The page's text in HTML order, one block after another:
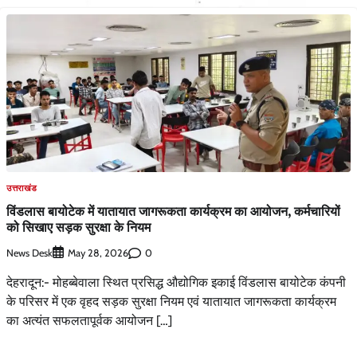
उत्तराखंड
विंडलास बायोटेक में यातायात जागरूकता कार्यक्रम का आयोजन, कर्मचारियों
को सिखाए सड़क सुरक्षा के नियम
News Desk May 28, 2026 0
देहरादून:- मोहब्बेवाला स्थित प्रसिद्ध औद्योगिक इकाई विंडलास बायोटेक कंपनी
के परिसर में एक वृहद सड़क सुरक्षा नियम एवं यातायात जागरूकता कार्यक्रम
का अत्यंत सफलतापूर्वक आयोजन […]